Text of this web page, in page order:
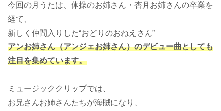
今回の月うたは、体操のお姉さん・杏月お姉さんの卒業を
経て、
新しく仲間入りした“おどりのおねえさん”
アンお姉さん（アンジェお姉さん）のデビュー曲としても
注目を集めています。
ミュージッククリップでは、
お兄さんお姉さんたちが海賊になり、